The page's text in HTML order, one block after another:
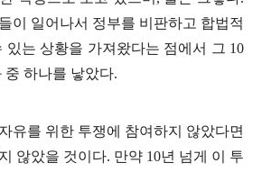
이 일어나서 정부를 비판하고 합법적
있는 상황을 가져왔다는 점에서 그 10
중 하나를 낳았다.
유를 위한 투쟁에 참여하지 않았다면
않았을 것이다. 만약 10년 넘게 이 투